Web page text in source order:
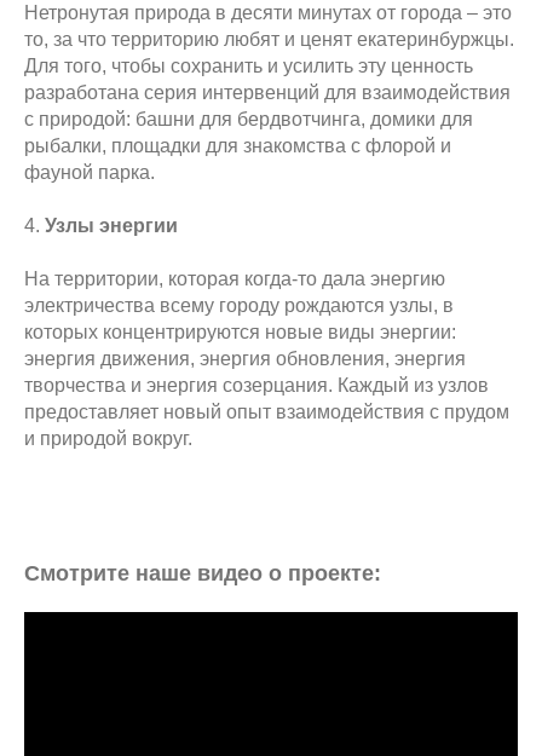
Нетронутая природа в десяти минутах от города – это
то, за что территорию любят и ценят екатеринбуржцы.
Для того, чтобы сохранить и усилить эту ценность
разработана серия интервенций для взаимодействия
с природой: башни для бердвотчинга, домики для
рыбалки, площадки для знакомства с флорой и
фауной парка.
4. Узлы энергии
На территории, которая когда-то дала энергию
электричества всему городу рождаются узлы, в
которых концентрируются новые виды энергии:
энергия движения, энергия обновления, энергия
творчества и энергия созерцания. Каждый из узлов
предоставляет новый опыт взаимодействия с прудом
и природой вокруг.
Смотрите наше видео о проекте: